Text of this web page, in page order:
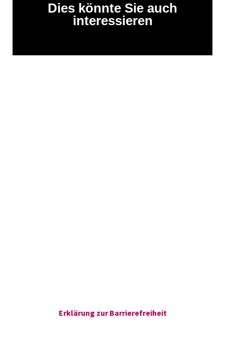
Dies könnte Sie auch
interessieren
Erklärung zur Barrierefreiheit